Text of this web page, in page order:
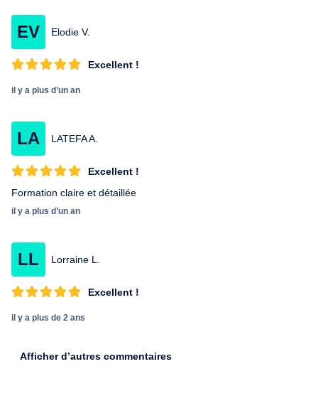
EV Elodie V.
Excellent !
il y a plus d’un an
LA LATEFA A.
Excellent !
Formation claire et détaillée
il y a plus d’un an
LL Lorraine L.
Excellent !
il y a plus de 2 ans
Afficher d’autres commentaires